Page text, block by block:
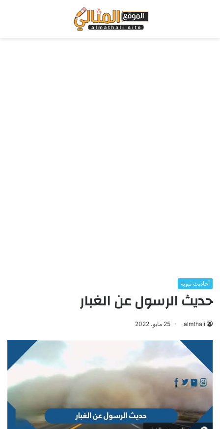
أحاديث نبوية
حديث الرسول عن الغبار
almthali 25 مايو، 2022